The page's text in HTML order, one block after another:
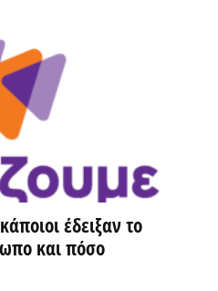
έδειξαν το
και πόσο